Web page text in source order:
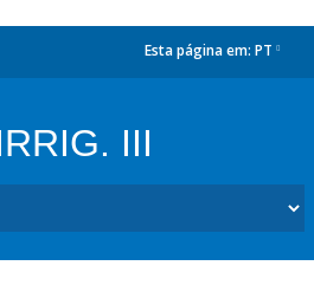
Esta página em: PT
III